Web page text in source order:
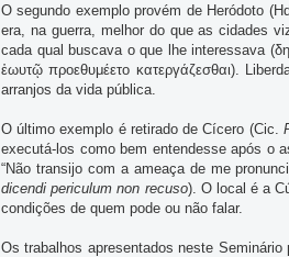
O segundo exemplo provém de Heródoto
era, na guerra, melhor do que as cidades
cada qual buscava o que lhe interessava
ἑωυτῷ προεθυμέετο κατεργάζεσθαι).
arranjos da vida pública.
O último exemplo é retirado de Cícero (Cic.
executá-los como bem entendesse após o
“Não transijo com a ameaça de me
dicendi periculum non recuso). O local é a
condições de quem pode ou não falar.
Os trabalhos apresentados neste